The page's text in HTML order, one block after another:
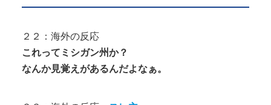
２２：海外の反応
これってミシガン州か？
なんか見覚えがあるんだよなぁ。